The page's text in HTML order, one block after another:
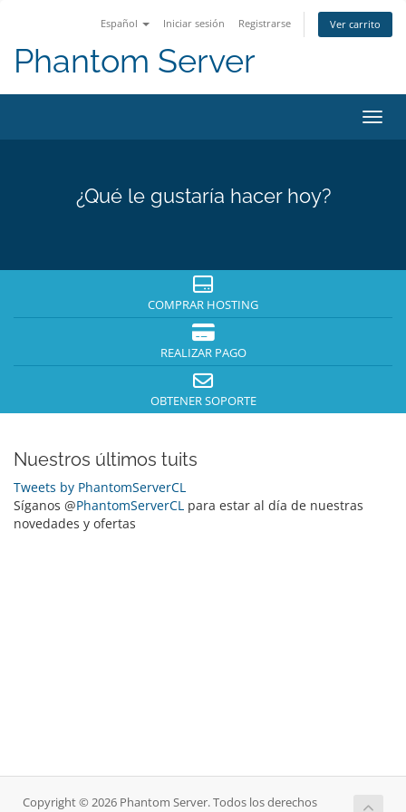
Español Iniciar sesión Registrarse Ver carrito
Phantom Server
¿Qué le gustaría hacer hoy?
COMPRAR HOSTING
REALIZAR PAGO
OBTENER SOPORTE
Nuestros últimos tuits
Tweets by PhantomServerCL
Síganos @PhantomServerCL para estar al día de nuestras
novedades y ofertas
Copyright © 2026 Phantom Server. Todos los derechos